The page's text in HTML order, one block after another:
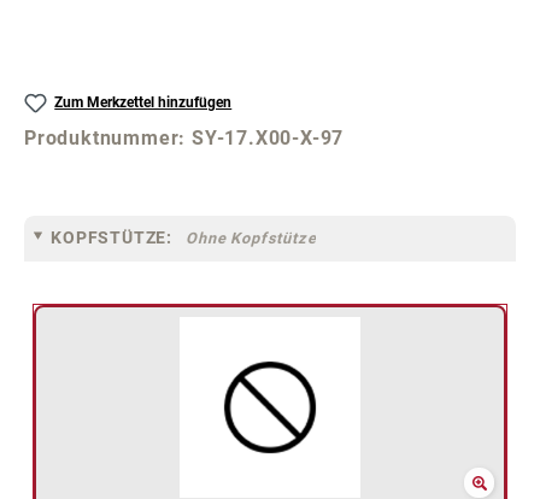
Zum Merkzettel hinzufügen
Produktnummer:SY-17.X00-X-97
KOPFSTÜTZE: Ohne Kopfstütze